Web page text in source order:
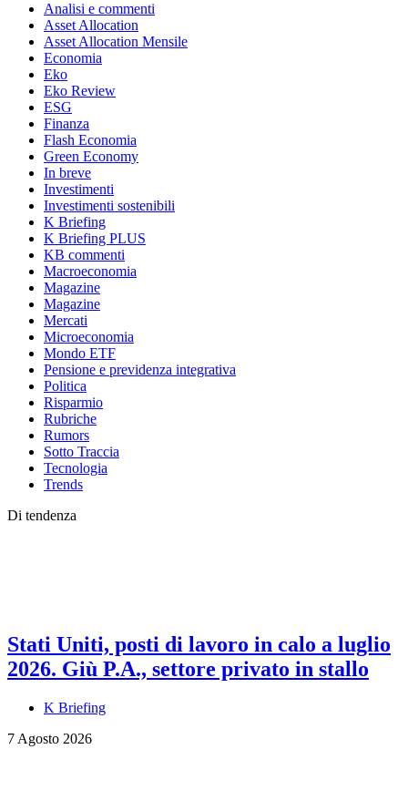
Analisi e commenti
Asset Allocation
Asset Allocation Mensile
Economia
Eko
Eko Review
ESG
Finanza
Flash Economia
Green Economy
In breve
Investimenti
Investimenti sostenibili
K Briefing
K Briefing PLUS
KB commenti
Macroeconomia
Magazine
Magazine
Mercati
Microeconomia
Mondo ETF
Pensione e previdenza integrativa
Politica
Risparmio
Rubriche
Rumors
Sotto Traccia
Tecnologia
Trends
Di tendenza
Stati Uniti, posti di lavoro in calo a luglio
2026. Giù P.A., settore privato in stallo
K Briefing
7 Agosto 2026